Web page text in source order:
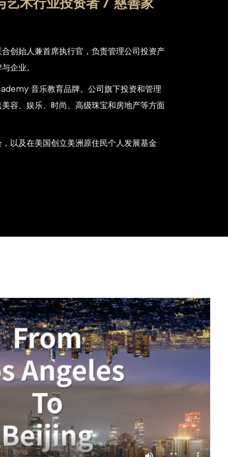
创始人兼首席执行官，负责管理公司投资产
企业。
音乐教育品牌。公司旗下投资和管理
容、娱乐、时尚、高级珠宝和房地产等方面
以及在美国创立美洲原住民个人发展基金